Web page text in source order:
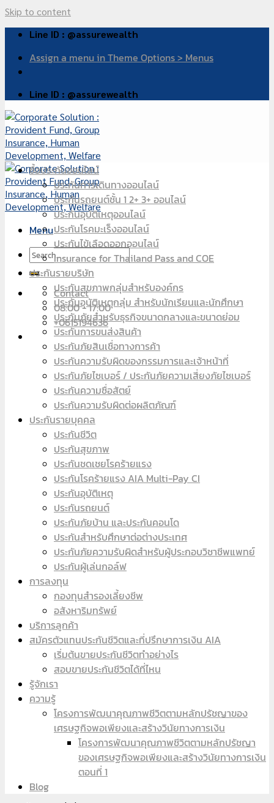
Skip to content
Line ID : @assurewealth
Assign a menu in Theme Options > Menus
Line ID : @assurewealth
Menu
Contact
08:00 - 17:00
+0615194636
ซื้อประกันออนไลน์
ประกันการเดินทางออนไลน์
ประกันรถยนต์ชั้น 1 2+ 3+ ออนไลน์
ประกันอุบัติเหตุออนไลน์
ประกันโรคมะเร็งออนไลน์
ประกันไข้เลือดออกออนไลน์
Insurance for Thailand Pass and COE
ประกันรายบริษัท
ประกันสุขภาพกลุ่มสำหรับองค์กร
ประกันอุบัติเหตุกลุ่ม สำหรับนักเรียนและนักศึกษา
ประกันภัยสำหรับธุรกิจขนาดกลางและขนาดย่อม
ประกันการขนส่งสินค้า
ประกันภัยสินเชื่อทางการค้า
ประกันความรับผิดของกรรมการและเจ้าหน้าที่
ประกันภัยไซเบอร์ / ประกันภัยความเสี่ยงภัยไซเบอร์
ประกันความซื่อสัตย์
ประกันความรับผิดต่อผลิตภัณฑ์
ประกันรายบุคคล
ประกันชีวิต
ประกันสุขภาพ
ประกันชดเชยโรคร้ายแรง
ประกันโรคร้ายแรง AIA Multi-Pay CI
ประกันอุบัติเหตุ
ประกันรถยนต์
ประกันภัยบ้าน และประกันคอนโด
ประกันสำหรับศึกษาต่อต่างประเทศ
ประกันภัยความรับผิดสำหรับผู้ประกอบวิชาชีพแพทย์
ประกันผู้เล่นกอล์ฟ
การลงทุน
กองทุนสำรองเลี้ยงชีพ
อสังหาริมทรัพย์
บริการลูกค้า
สมัครตัวแทนประกันชีวิตและที่ปรึกษาการเงิน AIA
เริ่มต้นขายประกันชีวิตทำอย่างไร
สอบขายประกันชีวิตได้ที่ไหน
รู้จักเรา
ความรู้
โครงการพัฒนาคุณภาพชีวิตตามหลักปรัชญาของ
เศรษฐกิจพอเพียงและสร้างวินัยทางการเงิน
โครงการพัฒนาคุณภาพชีวิตตามหลักปรัชญา
ของเศรษฐกิจพอเพียงและสร้างวินัยทางการเงิน
ตอนที่ 1
Blog